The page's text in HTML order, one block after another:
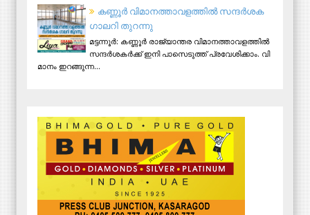
ക​ണ്ണൂ​ർ വി​മാ​ന​ത്താ​വ​ള​ത്തി​ൽ സ​ന്ദ​ർ​ശ​ക
ഗാ​ല​റി തു​റ​ന്നു
മ​ട്ട​ന്നൂ​ർ: ക​ണ്ണൂ​ർ രാ​ജ്യാ​ന്ത​ര വി​മാ​ന​ത്താ​വ​ള​ത്തി​ൽ
സ​ന്ദ​ർ​ശ​ക​ർ​ക്ക് ഇ​നി പാ​സെ​ടു​ത്ത് പ്ര​വേ​ശി​ക്കാം. വി​
മാ​നം ഇ​റ​ങ്ങു​ന്ന...